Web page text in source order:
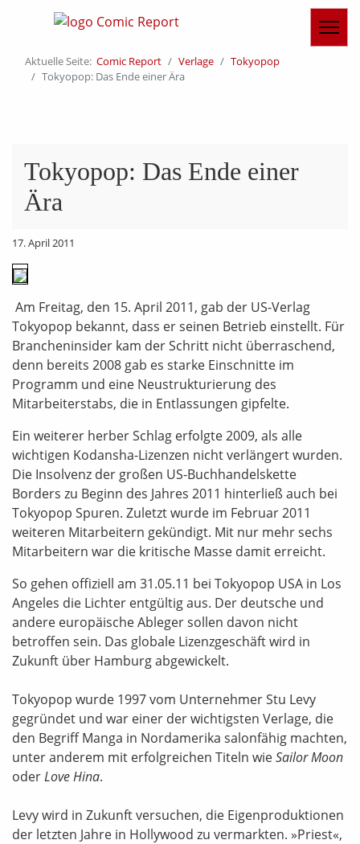
Aktuelle Seite: Comic Report Verlage
Tokyopop
Tokyopop: Das Ende einer Ära
Tokyopop: Das Ende einer
Ära
17. April 2011
Am Freitag, den 15. April 2011, gab der US-Verlag
Tokyopop bekannt, dass er seinen Betrieb einstellt. Für
Brancheninsider kam der Schritt nicht überraschend,
denn bereits 2008 gab es starke Einschnitte im
Programm und eine Neustrukturierung des
Mitarbeiterstabs, die in Entlassungen gipfelte.
Ein weiterer herber Schlag erfolgte 2009, als alle
wichtigen Kodansha-Lizenzen nicht verlängert wurden.
Die Insolvenz der großen US-Buchhandelskette
Borders zu Beginn des Jahres 2011 hinterließ auch bei
Tokyopop Spuren. Zuletzt wurde im Februar 2011
weiteren Mitarbeitern gekündigt. Mit nur mehr sechs
Mitarbeitern war die kritische Masse damit erreicht.
So gehen offiziell am 31.05.11 bei Tokyopop USA in Los
Angeles die Lichter entgültig aus. Der deutsche und
andere europäische Ableger sollen davon nicht
betroffen sein. Das globale Lizenzgeschäft wird in
Zukunft über Hamburg abgewickelt.
Tokyopop wurde 1997 vom Unternehmer Stu Levy
gegründet und war einer der wichtigsten Verlage, die
den Begriff Manga in Nordamerika salonfähig machten,
unter anderem mit erfolgreichen Titeln wieSailor Moon
oderLove Hina.
Levy wird in Zukunft versuchen, die Eigenproduktionen
der letzten Jahre in Hollywood zu vermarkten. »Priest«,